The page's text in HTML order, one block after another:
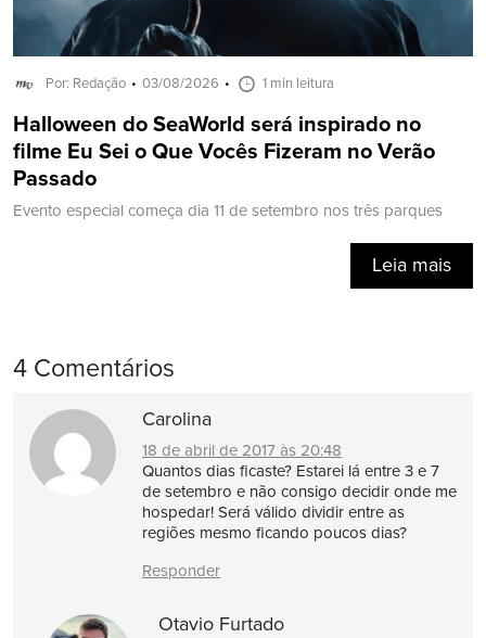
Por: Redação 03/08/2026 1 min leitura
Halloween do SeaWorld será inspirado no
filme Eu Sei o Que Vocês Fizeram no Verão
Passado
Evento especial começa dia 11 de setembro nos três parques
Leia mais
4 Comentários
Carolina
18 de abril de 2017 às 20:48
Quantos dias ficaste? Estarei lá entre 3 e 7
de setembro e não consigo decidir onde me
hospedar! Será válido dividir entre as
regiões mesmo ficando poucos dias?
Responder
Otavio Furtado